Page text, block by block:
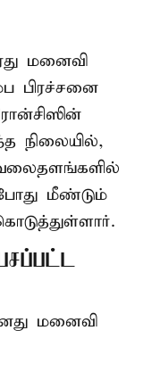
மனைவி
பிரச்சனை
நிலையில்,
மீண்டும்
மனைவி